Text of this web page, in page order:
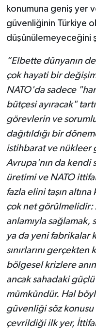
konumuna geniş yer
güvenliğinin Türkiye
düşünülemeyeceğini
“Elbette dünyanın
çok hayati bir
NATO'da sadece
bütçesi ayıracak"
görevlerin ve
dağıtıldığı bir
istihbarat ve nükleer
Avrupa'nın da kendi
üretimi ve NATO
fazla elini taşın
çok net görülmelidir:
anlamıyla sağlamak,
ya da yeni fabrikalar
sınırlarını
bölgesel krizlere
ancak sahadaki
mümkündür. Hal
güvenliği söz
çevrildiği ilk yer,